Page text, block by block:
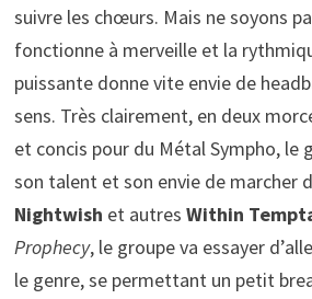
suivre les chœurs. Mais ne soyons
fonctionne à merveille et la
puissante donne vite envie de
sens. Très clairement, en deux
et concis pour du Métal Sympho, le
son talent et son envie de marcher
Nightwish et autres Within
Prophecy, le groupe va essayer
le genre, se permettant un petit